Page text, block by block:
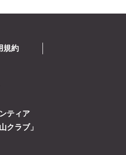
規約
ティア
クラブ」